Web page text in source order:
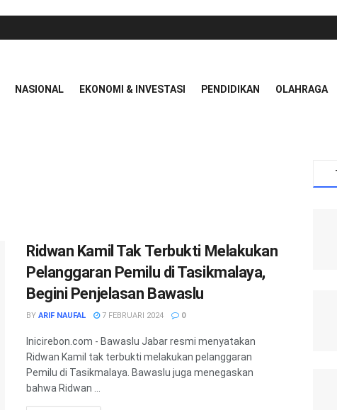
NASIONAL EKONOMI & INVESTASI PENDIDIKAN OLAHRAGA
Ridwan Kamil Tak Terbukti Melakukan
Pelanggaran Pemilu di Tasikmalaya,
Begini Penjelasan Bawaslu
BY ARIF NAUFAL 7 FEBRUARI 2024 0
Inicirebon.com - Bawaslu Jabar resmi menyatakan
Ridwan Kamil tak terbukti melakukan pelanggaran
Pemilu di Tasikmalaya. Bawaslu juga menegaskan
bahwa Ridwan ...